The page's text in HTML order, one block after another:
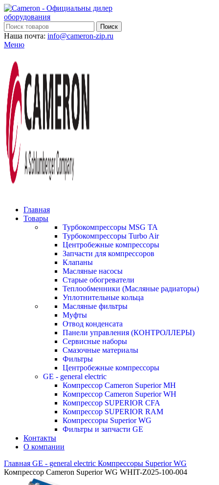
Поиск
Наша почта: info@cameron-zip.ru
Меню
Главная
Товары
Турбокомпрессоры MSG TA
Турбокомпрессоры Turbo Air
Центробежные компрессоры
Запчасти для компрессоров
Клапаны
Масляные насосы
Старые обогреватели
Теплообменники (Масляные радиаторы)
Уплотнительные кольца
Масляные фильтры
Муфты
Отвод конденсата
Панели управления (КОНТРОЛЛЕРЫ)
Сервисные наборы
Смазочные материалы
Фильтры
Центробежные компрессоры
GE - general electric
Компрессор Cameron Superior MH
Компрессор Cameron Superior WH
Компрессор SUPERIOR CFA
Компрессор SUPERIOR RAM
Компрессоры Superior WG
Фильтры и запчасти GE
Контакты
О компании
Главная GE - general electric Компрессоры Superior WG
Компрессор Cameron Superior WG WHIT-Z025-100-004